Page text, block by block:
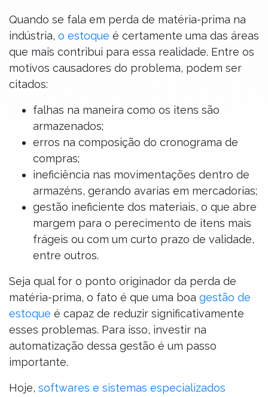
Quando se fala em perda de matéria-prima na
indústria, o estoque é certamente uma das áreas
que mais contribui para essa realidade. Entre os
motivos causadores do problema, podem ser
citados:
falhas na maneira como os itens são
armazenados;
erros na composição do cronograma de
compras;
ineficiência nas movimentações dentro de
armazéns, gerando avarias em mercadorias;
gestão ineficiente dos materiais, o que abre
margem para o perecimento de itens mais
frágeis ou com um curto prazo de validade,
entre outros.
Seja qual for o ponto originador da perda de
matéria-prima, o fato é que uma boa gestão de
estoque é capaz de reduzir significativamente
esses problemas. Para isso, investir na
automatização dessa gestão é um passo
importante.
Hoje, softwares e sistemas especializados